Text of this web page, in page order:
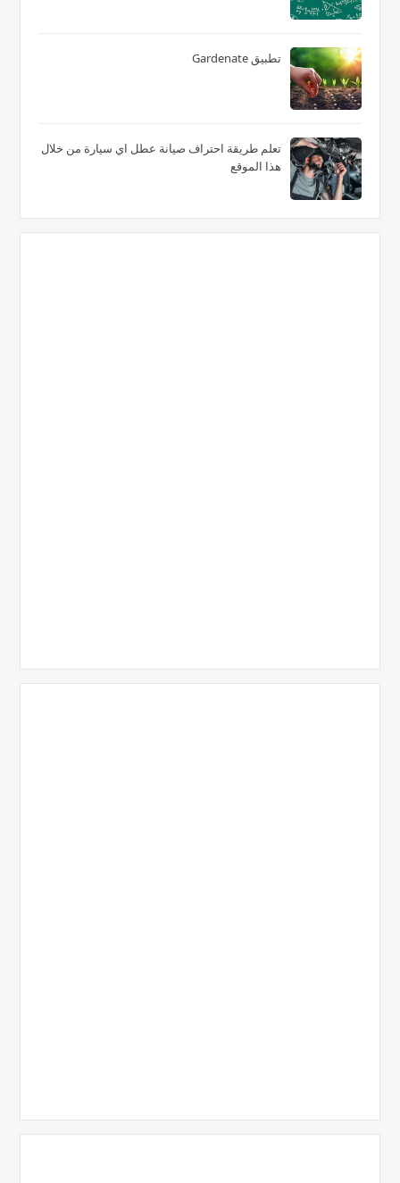
تطبيق Gardenate
تعلم طريقة احتراف صيانة عطل اي سيارة من خلال
هذا الموقع